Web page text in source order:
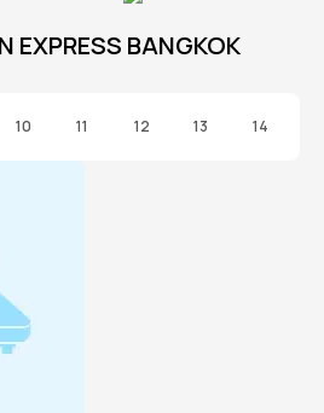
EXPRESS BANGKOK
10 11 12 13 14